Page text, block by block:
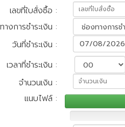
เลขที่ใบสั่งซื้อ :
งการชำระเงิน :
วันที่ชำระเงิน : 07/08/2026
เวลาที่ชำระเงิน :
จำนวนเงิน :
แนบไฟล์ :